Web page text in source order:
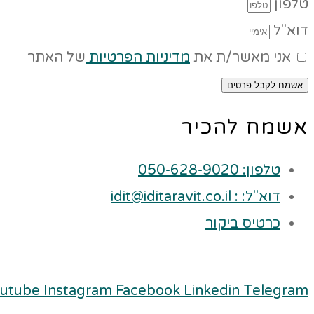
טלפון
דוא"ל
אני מאשר/ת את מדיניות הפרטיות של האתר
אשמח לקבל פרטים
אשמח להכיר
טלפון: 050-628-9020
דוא"ל: : idit@iditaravit.co.il
כרטיס ביקור
Instagram Facebook Linkedin Telegram